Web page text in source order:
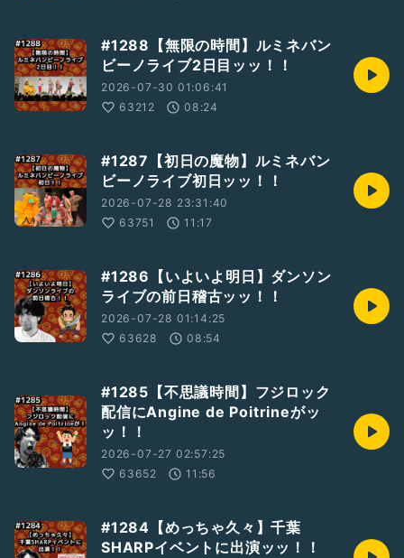
#1288【無限の時間】ルミネバン
ビーノライブ2日目ッッ！！
2026-07-30 01:06:41
63212
08:24
#1287【初日の魔物】ルミネバン
ビーノライブ初日ッッ！！
2026-07-28 23:31:40
63751
11:17
#1286【いよいよ明日】ダンソン
ライブの前日稽古ッッ！！
2026-07-28 01:14:25
63628
08:54
#1285【不思議時間】フジロック
配信にAngine de Poitrineがッ
ッ！！
2026-07-27 02:57:25
63652
11:56
#1284【めっちゃ久々】千葉
SHARPイベントに出演ッッ！！